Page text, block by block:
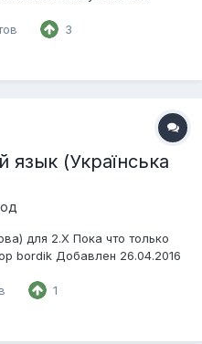
эти модули есть в
3
язык (Українська
для 2.Х Пока что только
bordik Добавлен 26.04.2016
1